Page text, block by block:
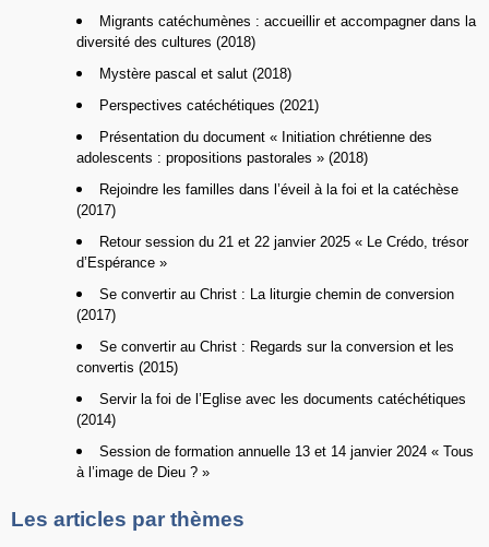
Migrants catéchumènes : accueillir et accompagner dans la
diversité des cultures (2018)
Mystère pascal et salut (2018)
Perspectives catéchétiques (2021)
Présentation du document « Initiation chrétienne des
adolescents : propositions pastorales » (2018)
Rejoindre les familles dans l’éveil à la foi et la catéchèse
(2017)
Retour session du 21 et 22 janvier 2025 « Le Crédo, trésor
d’Espérance »
Se convertir au Christ : La liturgie chemin de conversion
(2017)
Se convertir au Christ : Regards sur la conversion et les
convertis (2015)
Servir la foi de l’Eglise avec les documents catéchétiques
(2014)
Session de formation annuelle 13 et 14 janvier 2024 « Tous
à l’image de Dieu ? »
Les articles par thèmes